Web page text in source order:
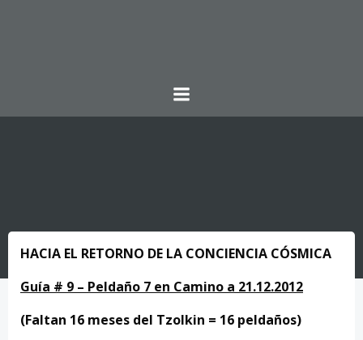
HACIA EL RETORNO DE LA CONCIENCIA CÓSMICA
Guía # 9 – Peldaño 7 en Camino a 21.12.2012
(Faltan 16 meses del Tzolkin = 16 peldaños)